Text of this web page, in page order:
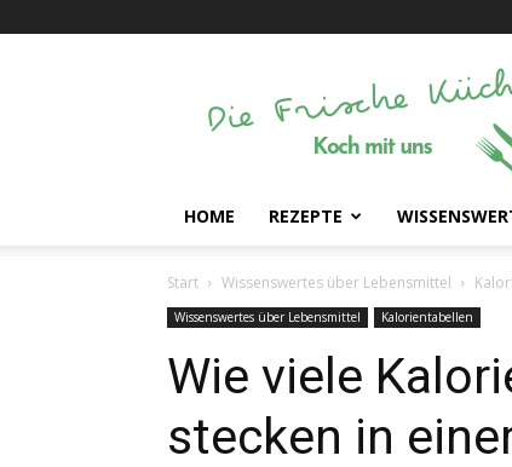
Frische
Küche
HOME REZEPTE
Start Wissenswertes über Lebensmittel
Wissenswertes über Lebensmittel Kalorientabellen
Wie viele
stecken in